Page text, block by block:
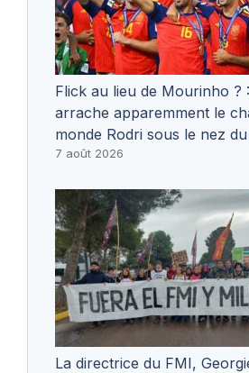
Flick au lieu de Mourinho ?
arrache apparemment le
monde Rodri sous le nez
7 août 2026
La directrice du FMI,